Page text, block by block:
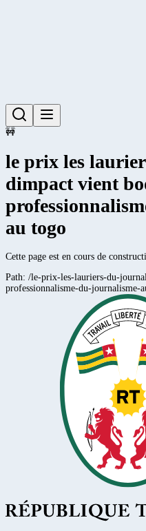
🚧
le prix les
dimpact vient
au togo
Cette page est en cours de
Path: /le-prix-les-lauriers-du-
professionnalisme-du-journalisme-